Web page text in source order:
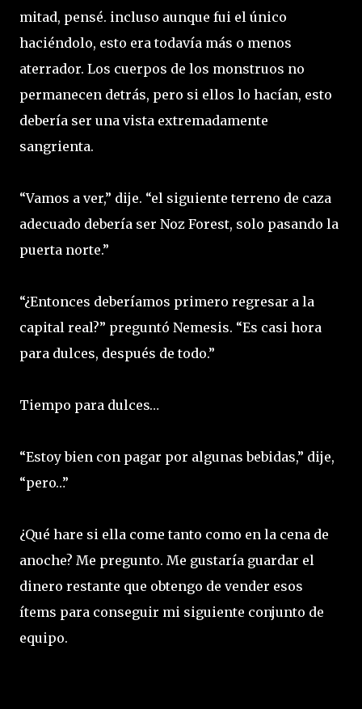
mitad, pensé. incluso aunque fui el único
haciéndolo, esto era todavía más o menos
aterrador. Los cuerpos de los monstruos no
permanecen detrás, pero si ellos lo hacían, esto
debería ser una vista extremadamente
sangrienta.
“Vamos a ver,” dije. “el siguiente terreno de caza
adecuado debería ser Noz Forest, solo pasando la
puerta norte.”
“¿Entonces deberíamos primero regresar a la
capital real?” preguntó Nemesis. “Es casi hora
para dulces, después de todo.”
Tiempo para dulces…
“Estoy bien con pagar por algunas bebidas,” dije,
“pero…”
¿Qué hare si ella come tanto como en la cena de
anoche? Me pregunto. Me gustaría guardar el
dinero restante que obtengo de vender esos
ítems para conseguir mi siguiente conjunto de
equipo.